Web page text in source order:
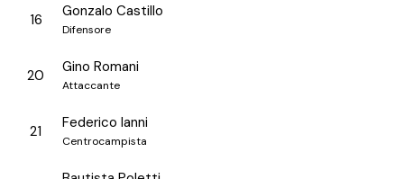
16 Gonzalo Castillo
Difensore
20 Gino Romani
Attaccante
21 Federico Ianni
Centrocampista